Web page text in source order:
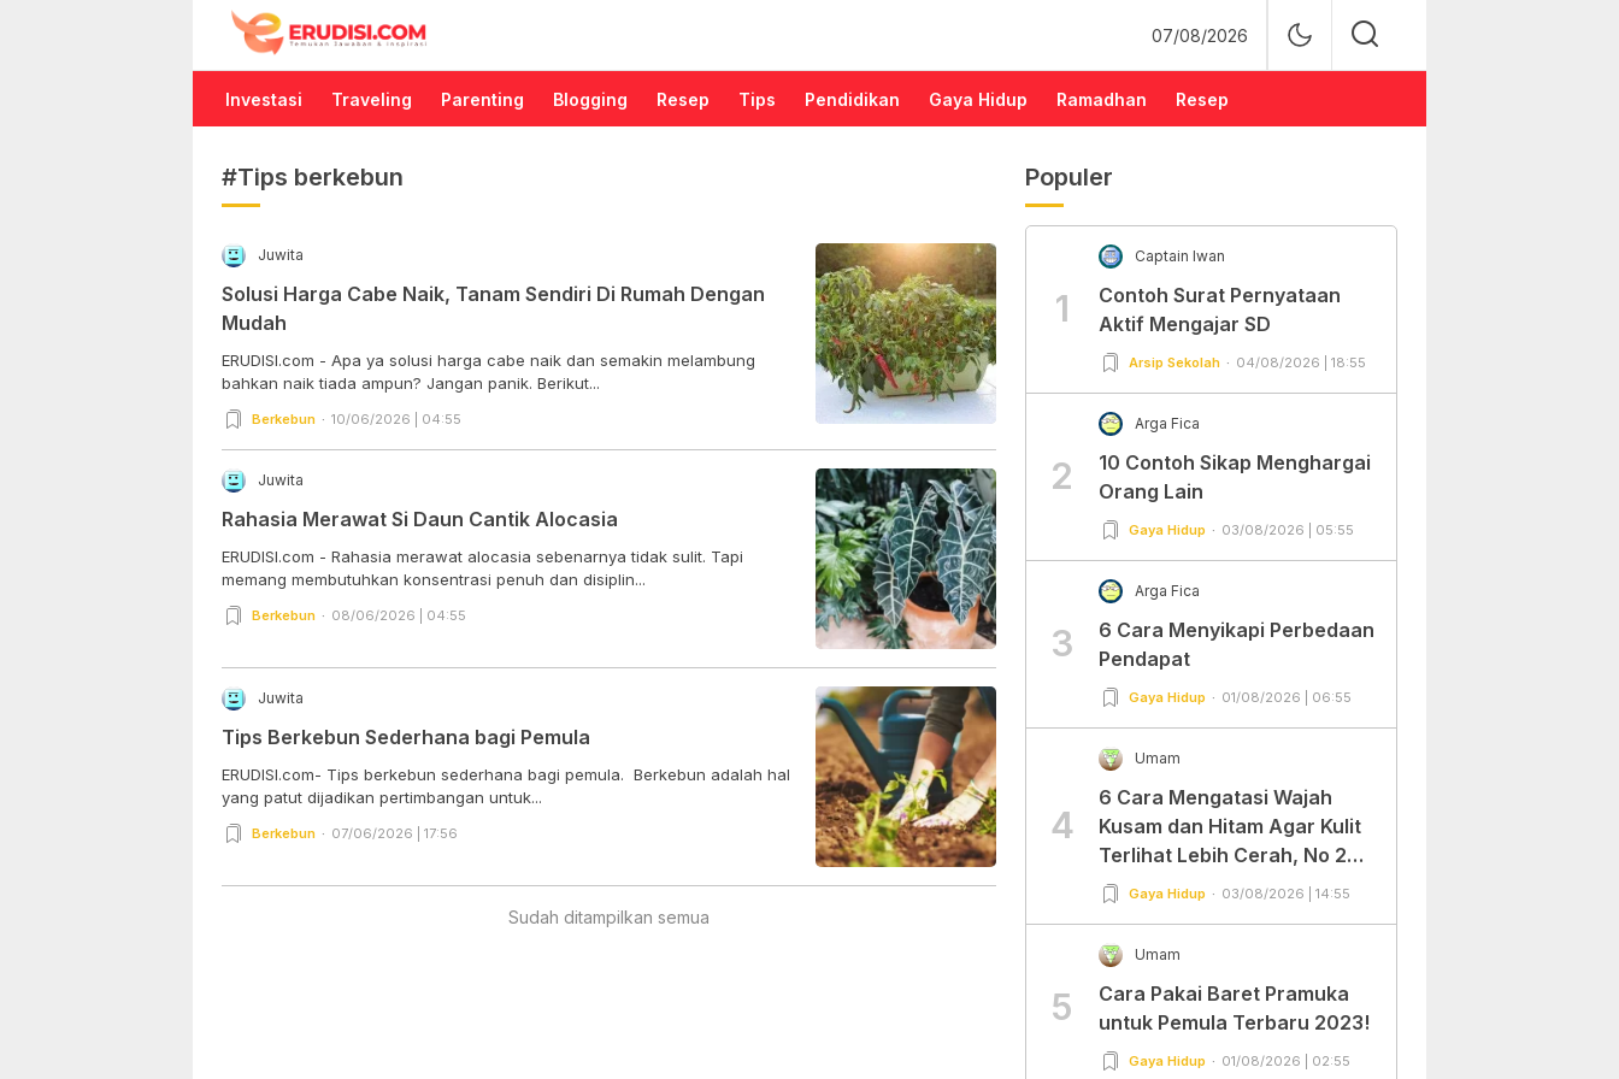
Erudisi
Temukan Jawaban dan Inspirasi
07/08/2026
Investasi Traveling Parenting Blogging Resep Tips Pendidikan Gaya Hidup Ramadhan Resep
#Tips berkebun
Juwita
Solusi Harga Cabe Naik, Tanam Sendiri Di Rumah Dengan
Mudah
ERUDISI.com - Apa ya solusi harga cabe naik dan semakin melambung
bahkan naik tiada ampun? Jangan panik. Berikut...
Berkebun 10/06/2026 | 04:55
Juwita
Rahasia Merawat Si Daun Cantik Alocasia
ERUDISI.com - Rahasia merawat alocasia sebenarnya tidak sulit. Tapi
memang membutuhkan konsentrasi penuh dan disiplin...
Berkebun 08/06/2026 | 04:55
Juwita
Tips Berkebun Sederhana bagi Pemula
ERUDISI.com- Tips berkebun sederhana bagi pemula. Berkebun adalah hal
yang patut dijadikan pertimbangan untuk...
Berkebun 07/06/2026 | 17:56
Sudah ditampilkan semua
Populer
1
Captain Iwan
Contoh Surat Pernyataan
Aktif Mengajar SD
Arsip Sekolah 04/08/2026 | 18:55
2
Arga Fica
10 Contoh Sikap Menghargai
Orang Lain
Gaya Hidup 03/08/2026 | 05:55
3
Arga Fica
6 Cara Menyikapi Perbedaan
Pendapat
Gaya Hidup 01/08/2026 | 06:55
4
Umam
6 Cara Mengatasi Wajah
Kusam dan Hitam Agar Kulit
Terlihat Lebih Cerah, No 2
Gampang Banget dan Mudah
Gaya Hidup 03/08/2026 | 14:55
5
Umam
Cara Pakai Baret Pramuka
untuk Pemula Terbaru 2023!
Gaya Hidup 01/08/2026 | 02:55